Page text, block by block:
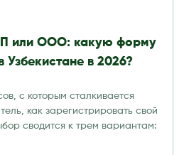
или ООО: какую форму
Узбекистане в 2026?
с которым сталкивается
как зарегистрировать свой
сводится к трем вариантам: